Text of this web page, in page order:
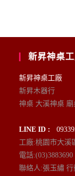
新昇神桌
新昇神桌工廠
新昇木器行
神桌 大溪神桌
LINE ID :
工廠:桃園市大溪
電話:(03)3883690
聯絡人:張玉繡 行